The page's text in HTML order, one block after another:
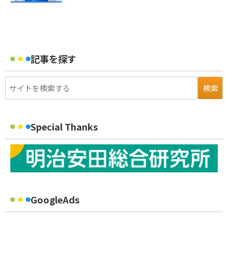
記事を探す
Special Thanks
GoogleAds